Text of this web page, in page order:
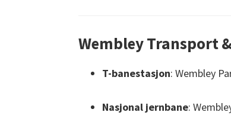
Wembley Transport
T-banestasjon: Wembley
Nasjonal jernbane: